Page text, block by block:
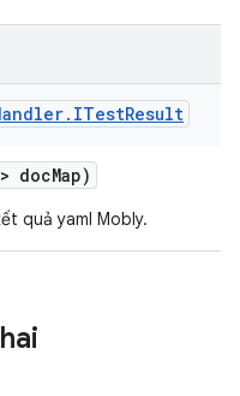
. ITestResult
docMap)
quả yaml Mobly.